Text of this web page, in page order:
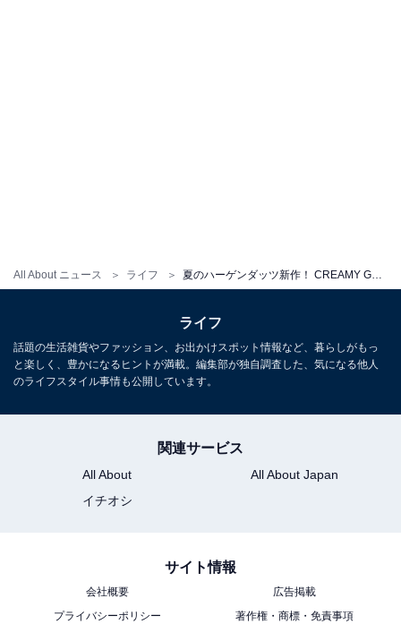
All About ニュース ライフ
ッションフルーツジェラートは、芳醇で華やかな香り。
バーに仕上がっています。ライフ
話題の生活雑貨やファッション、お出かけスポット情報など、暮らしがもっ
と楽しく、豊かになるヒントが満載。編集部が独自調査した、気になる他人
のライフスタイル事情も公開しています。
関連サービス
All About
All About Japan
イチオシ
サイト情報
会社概要
広告掲載
プライバシーポリシー
著作権・商標・免責事項